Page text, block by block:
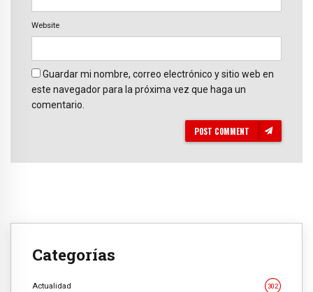
Website
Guardar mi nombre, correo electrónico y sitio web en
este navegador para la próxima vez que haga un
comentario.
POST COMMENT
Categorías
Actualidad 302